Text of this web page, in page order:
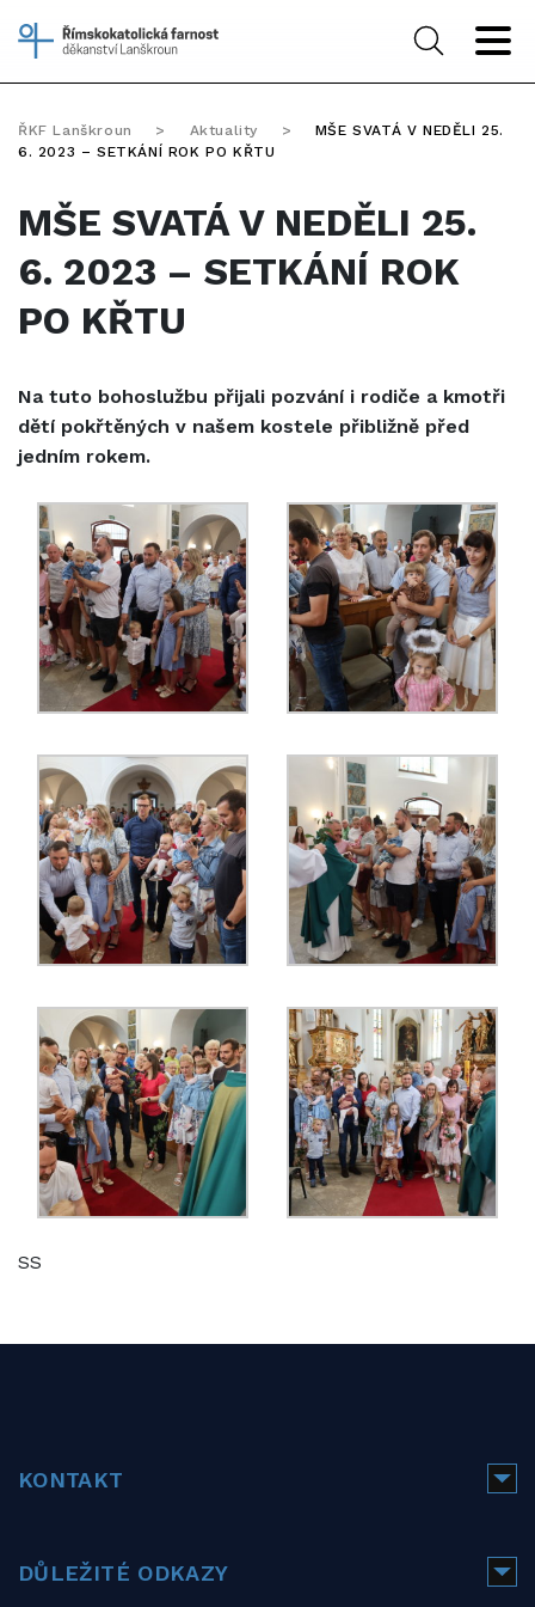
ŘKF Lanškroun > Aktuality >
MŠE SVATÁ V NEDĚLI 25.
6. 2023 – SETKÁNÍ ROK PO KŘTU
MŠE SVATÁ V NEDĚLI 25.
6. 2023 – SETKÁNÍ ROK
PO KŘTU
Na tuto bohoslužbu přijali pozvání i rodiče a kmotři
dětí pokřtěných v našem kostele přibližně před
jedním rokem.
SS
KONTAKT
DŮLEŽITÉ ODKAZY